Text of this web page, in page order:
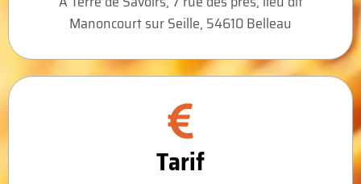
Manoncourt sur Seille, 54610 Belleau
Tarif